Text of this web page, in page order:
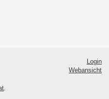
Login
Webansicht